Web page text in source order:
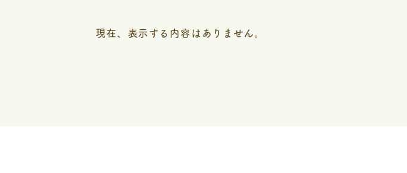
現在、表示する内容はありません。